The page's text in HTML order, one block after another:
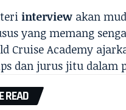
interview akan
yang memang
Cruise Academy
dan jurus jitu dalam
READ